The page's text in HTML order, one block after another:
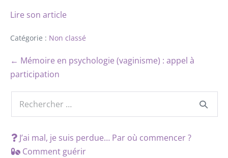
Lire son article
Catégorie : Non classé
← Mémoire en psychologie (vaginisme) : appel à
participation
J’ai mal, je suis perdue… Par où commencer ?
Comment guérir